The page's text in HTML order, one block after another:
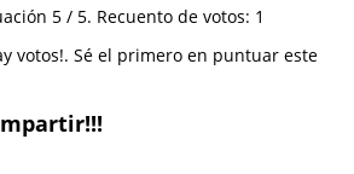
5 / 5. Recuento de votos: 1
votos!. Sé el primero en puntuar este